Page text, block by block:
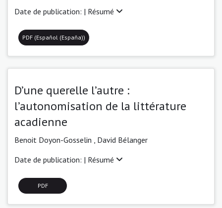
Date de publication: | Résumé
PDF (Español (España))
D’une querelle l’autre :
l’autonomisation de la littérature
acadienne
Benoit Doyon-Gosselin , David Bélanger
Date de publication: | Résumé
PDF